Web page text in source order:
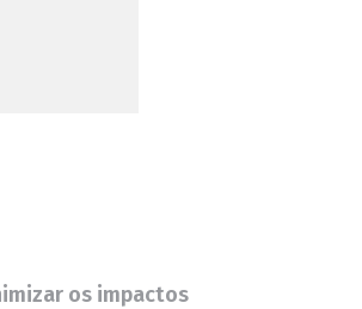
os impactos